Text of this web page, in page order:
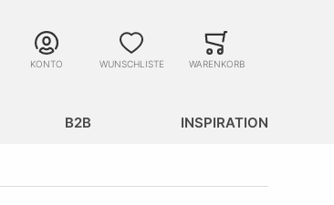
KONTO WUNSCHLISTE WARENKORB
B2B INSPIRATION